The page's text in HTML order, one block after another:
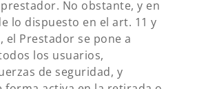
No obstante, y en
lo dispuesto en el art. 11 y
el Prestador se pone a
los usuarios,
de seguridad, y